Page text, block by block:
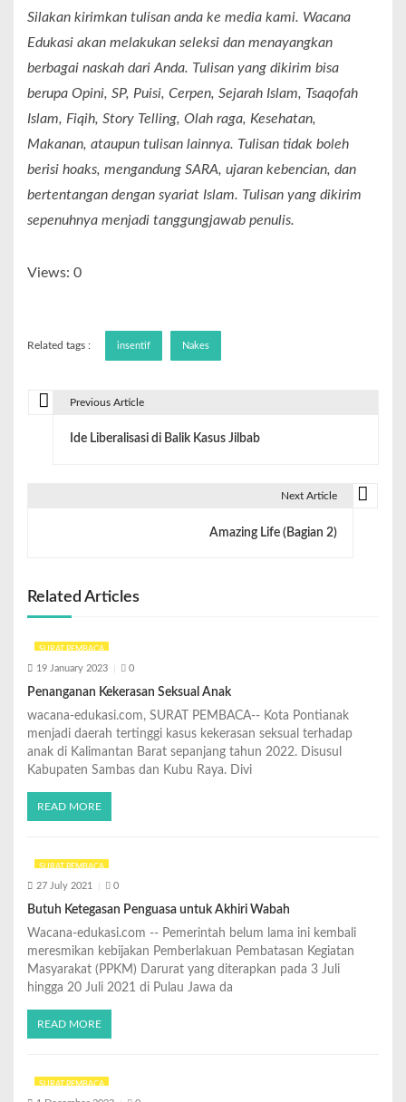
Silakan kirimkan tulisan anda ke media kami. Wacana
Edukasi akan melakukan seleksi dan menayangkan
berbagai naskah dari Anda. Tulisan yang dikirim bisa
berupa Opini, SP, Puisi, Cerpen, Sejarah Islam, Tsaqofah
Islam, Fiqih, Story Telling, Olah raga, Kesehatan,
Makanan, ataupun tulisan lainnya. Tulisan tidak boleh
berisi hoaks, mengandung SARA, ujaran kebencian, dan
bertentangan dengan syariat Islam. Tulisan yang dikirim
sepenuhnya menjadi tanggungjawab penulis.
Views: 0
Related tags : insentif Nakes
Previous Article
Ide Liberalisasi di Balik Kasus Jilbab
Next Article
Amazing Life (Bagian 2)
Related Articles
SURAT PEMBACA
19 January 2023 0
Penanganan Kekerasan Seksual Anak
wacana-edukasi.com, SURAT PEMBACA-- Kota Pontianak
menjadi daerah tertinggi kasus kekerasan seksual terhadap
anak di Kalimantan Barat sepanjang tahun 2022. Disusul
Kabupaten Sambas dan Kubu Raya. Divi
READ MORE
SURAT PEMBACA
27 July 2021 0
Butuh Ketegasan Penguasa untuk Akhiri Wabah
Wacana-edukasi.com -- Pemerintah belum lama ini kembali
meresmikan kebijakan Pemberlakuan Pembatasan Kegiatan
Masyarakat (PPKM) Darurat yang diterapkan pada 3 Juli
hingga 20 Juli 2021 di Pulau Jawa da
READ MORE
SURAT PEMBACA